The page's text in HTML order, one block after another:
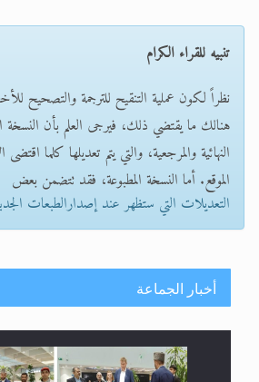
تنبيه للقراء الكرام
نظراً لكون عملية التنقيح للترجمة والتصحيح
هنالك ما يقتضي ذلك، فيرجى العلم بأن النسخة
النهائية والمرجعية، والتي يتم تعديلها كلما
الموقع. أما النسخة المطبوعة، فقد تتضمن بعض
التعديلات التي ستظهر عند إصدارالطبعات
أخبار الجماعة